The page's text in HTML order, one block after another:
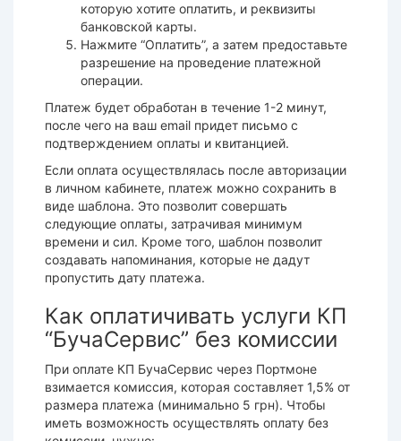
которую хотите оплатить, и реквизиты
банковской карты.
Нажмите “Оплатить”, а затем предоставьте
разрешение на проведение платежной
операции.
Платеж будет обработан в течение 1-2 минут,
после чего на ваш email придет письмо с
подтверждением оплаты и квитанцией.
Если оплата осуществлялась после авторизации
в личном кабинете, платеж можно сохранить в
виде шаблона. Это позволит совершать
следующие оплаты, затрачивая минимум
времени и сил. Кроме того, шаблон позволит
создавать напоминания, которые не дадут
пропустить дату платежа.
Как оплатичивать услуги КП
“БучаСервис” без комиссии
При оплате КП БучаСервис через Портмоне
взимается комиссия, которая составляет 1,5% от
размера платежа (минимально 5 грн). Чтобы
иметь возможность осуществлять оплату без